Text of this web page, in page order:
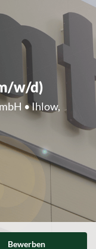
w/d)
• Ihlow,
Bewerben